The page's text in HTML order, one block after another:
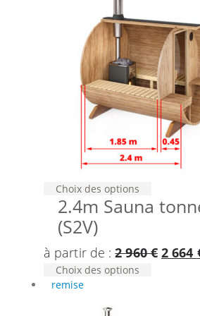
choisies
sur
la
page
du
produit
750 €.
Les
options
peuvent
être
choisies
sur
la
page
du
produit
Choix des options
produit
a
variations.
Les
2.4m Sauna
(S2V)
à partir de :2 960€ Le
2 664
Choix des options
remise